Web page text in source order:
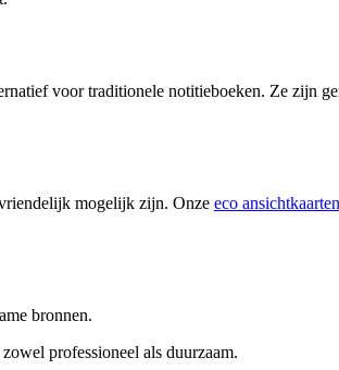
voor traditionele notitieboeken. Ze zijn
mogelijk zijn. Onze eco ansichtkaarten
bronnen.
professioneel als duurzaam.